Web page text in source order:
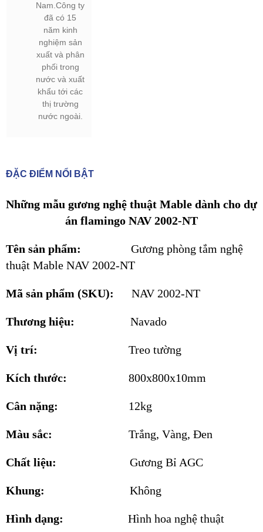
Nam.Công ty
đã có 15
năm kinh
nghiệm sản
xuất và phân
phối trong
nước và xuất
khẩu tới các
thị trường
nước ngoài.
ĐẶC ĐIỂM NỔI BẬT
Những mẫu gương nghệ thuật Mable dành cho dự
án flamingo NAV 2002-NT
Tên sản phẩm: Gương phòng tắm nghệ
thuật Mable NAV 2002-NT
Mã sản phẩm (SKU): NAV 2002-NT
Thương hiệu: Navado
Vị trí: Treo tường
Kích thước: 800x800x10mm
Cân nặng: 12kg
Màu sắc: Trắng, Vàng, Đen
Chất liệu: Gương Bỉ AGC
Khung: Không
Hình dạng: Hình hoa nghệ thuật